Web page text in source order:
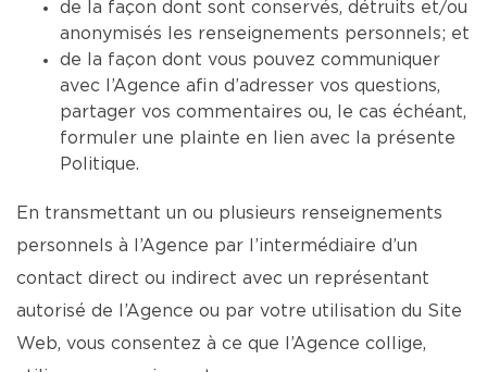
de la façon dont sont conservés, détruits et/ou
anonymisés les renseignements personnels; et
de la façon dont vous pouvez communiquer
avec l’Agence afin d’adresser vos questions,
partager vos commentaires ou, le cas échéant,
formuler une plainte en lien avec la présente
Politique.
En transmettant un ou plusieurs renseignements
personnels à l’Agence par l’intermédiaire d’un
contact direct ou indirect avec un représentant
autorisé de l’Agence ou par votre utilisation du Site
Web, vous consentez à ce que l’Agence collige,